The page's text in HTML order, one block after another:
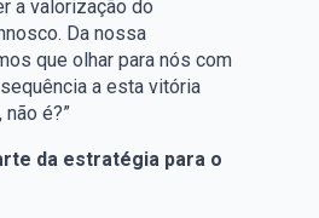
a valorização do
Da nossa
que olhar para nós com
a esta vitória
é?”
da estratégia para o